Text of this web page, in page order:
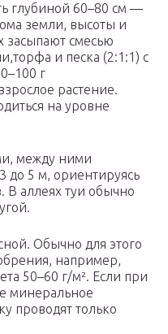
глубиной 60–80 см —
земли, высоты и
засыпают смесью
и песка (2:1:1) с
г
растение.
на уровне
между ними
до 5 м, ориентируясь
В аллеях туи обычно
Обычно для этого
например,
50–60 г/м². Если при
минеральное
проводят только